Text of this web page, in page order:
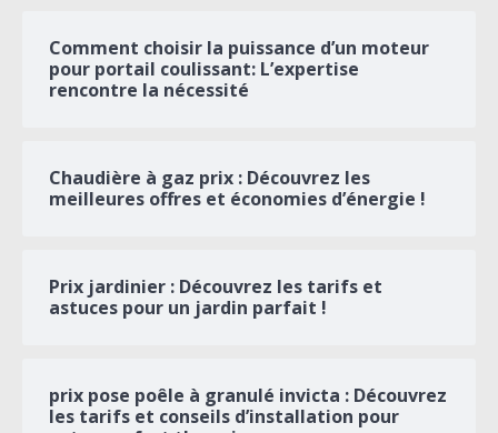
Comment choisir la puissance d’un moteur
pour portail coulissant: L’expertise
rencontre la nécessité
Chaudière à gaz prix : Découvrez les
meilleures offres et économies d’énergie !
Prix jardinier : Découvrez les tarifs et
astuces pour un jardin parfait !
prix pose poêle à granulé invicta : Découvrez
les tarifs et conseils d’installation pour